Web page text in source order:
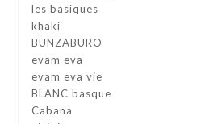
les basiques
khaki
BUNZABURO
evam eva
evam eva vie
BLANC basque
Cabana